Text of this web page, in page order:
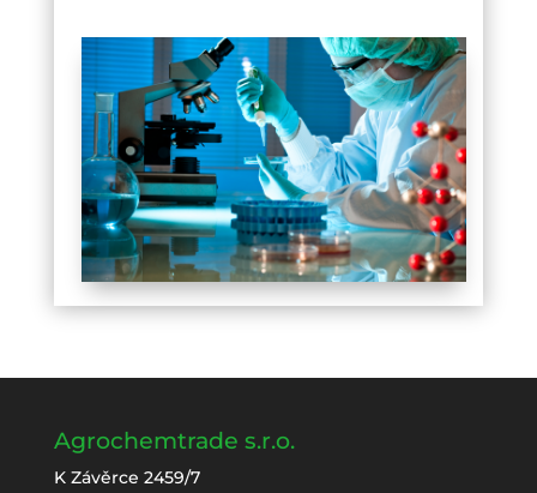
Agrochemtrade s.r.o.
K Závěrce 2459/7